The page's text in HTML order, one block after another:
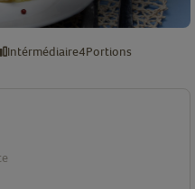
Intérmédiaire4Portions